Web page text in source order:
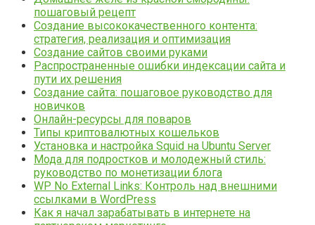
пошаговый рецепт
Создание высококачественного контента:
стратегия, реализация и оптимизация
Создание сайтов своими руками
Распространенные ошибки индексации сайта и
пути их решения
Создание сайта: пошаговое руководство для
новичков
Онлайн-ресурсы для поваров
Типы криптовалютных кошельков
Установка и настройка Squid на Ubuntu Server
Мода для подростков и молодежный стиль:
руководство по монетизации блога
WP No External Links: Контроль над внешними
ссылками в WordPress
Как я начал зарабатывать в интернете на